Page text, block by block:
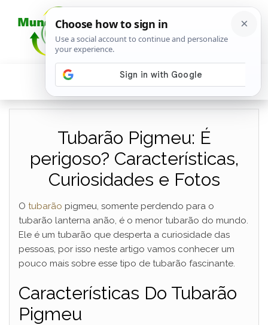
Tubarão Pigmeu: É
perigoso? Características,
Curiosidades e Fotos
O tubarão pigmeu, somente perdendo para o
tubarão lanterna anão, é o menor tubarão do mundo.
Ele é um tubarão que desperta a curiosidade das
pessoas, por isso neste artigo vamos conhecer um
pouco mais sobre esse tipo de tubarão fascinante.
Características Do Tubarão
Pigmeu